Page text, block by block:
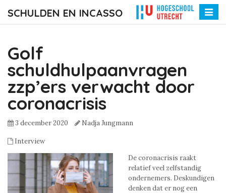
SCHULDEN EN INCASSO
Toggle
Golf
schuldhulpaanvragen
zzp’ers verwacht door
coronacrisis
3 december 2020 Nadja Jungmann
Interview
De coronacrisis raakt
relatief veel zelfstandig
ondernemers. Deskundigen
denken dat er nog een